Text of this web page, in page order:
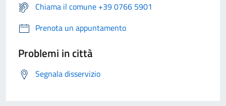
Chiama il comune +39 0766 5901
Prenota un appuntamento
Problemi in città
Segnala disservizio